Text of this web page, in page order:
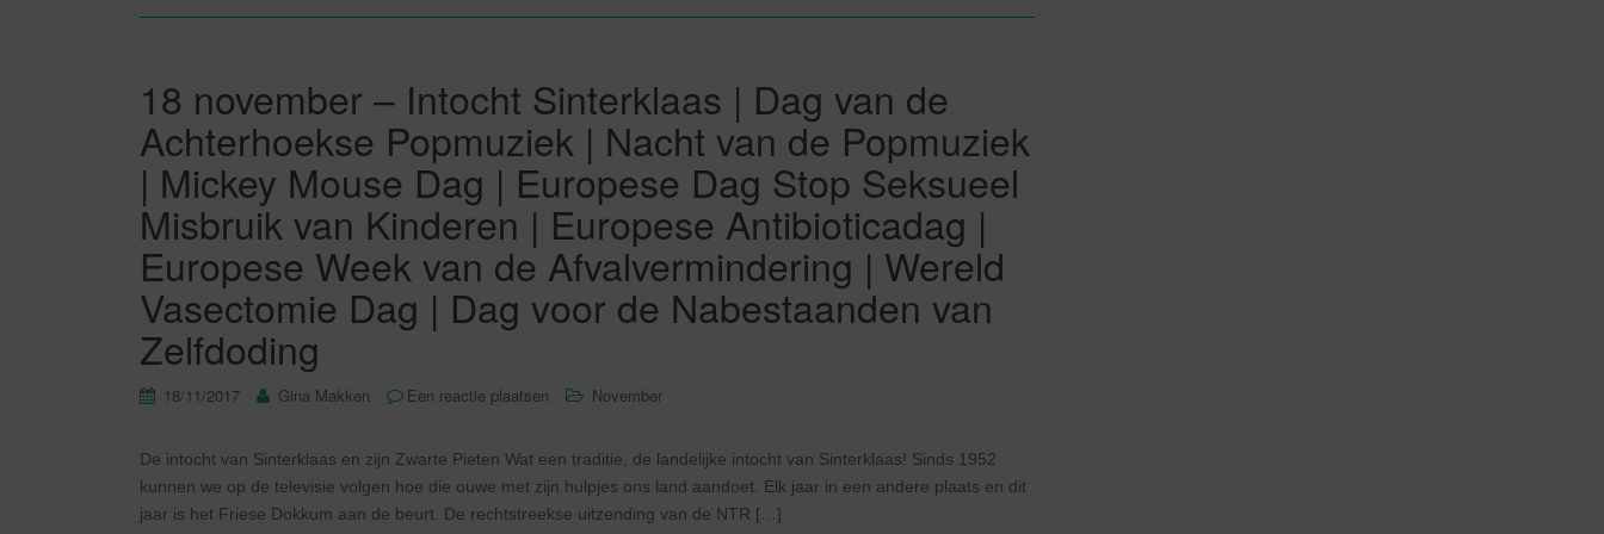
18 november – Intocht Sinterklaas | Dag van de
Achterhoekse Popmuziek | Nacht van de Popmuziek
| Mickey Mouse Dag | Europese Dag Stop Seksueel
Misbruik van Kinderen | Europese Antibioticadag |
Europese Week van de Afvalvermindering | Wereld
Vasectomie Dag | Dag voor de Nabestaanden van
Zelfdoding
18/11/2017 Gina Makken Een reactie plaatsen November
De intocht van Sinterklaas en zijn Zwarte Pieten Wat een traditie, de landelijke intocht van Sinterklaas! Sinds 1952
kunnen we op de televisie volgen hoe die ouwe met zijn hulpjes ons land aandoet. Elk jaar in een andere plaats en dit
jaar is het Friese Dokkum aan de beurt. De rechtstreekse uitzending van de NTR […]